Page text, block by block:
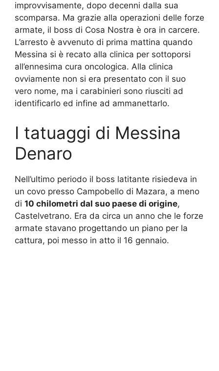
improvvisamente, dopo decenni dalla sua
scomparsa. Ma grazie alla operazioni delle forze
armate, il boss di Cosa Nostra è ora in carcere.
L’arresto è avvenuto di prima mattina quando
Messina si è recato alla clinica per sottoporsi
all’ennesima cura oncologica. Alla clinica
ovviamente non si era presentato con il suo
vero nome, ma i carabinieri sono riusciti ad
identificarlo ed infine ad ammanettarlo.
I tatuaggi di Messina
Denaro
Nell’ultimo periodo il boss latitante risiedeva in
un covo presso Campobello di Mazara, a meno
di 10 chilometri dal suo paese di origine,
Castelvetrano. Era da circa un anno che le forze
armate stavano progettando un piano per la
cattura, poi messo in atto il 16 gennaio.